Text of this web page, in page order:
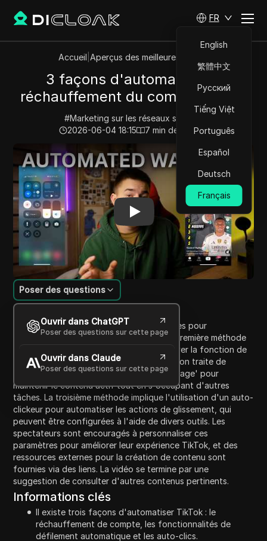
FR
English
繁體中文
Русский
Tiếng Việt
Português
Español
Deutsch
Français
Accueil Aperçus des meilleures vidéos
3 façons d'automatiser le
réchauffement du compte TikTok
#Marketing sur les réseaux sociaux
2026-06-04 18:15
7 min de lecture
Play Video:3 façons d'automatiser le réchauffement
Introduction au contenu
Poser des questions
Ouvrir dans ChatGPT
Poser des questions sur cette page
Ouvrir dans Claude
Poser des questions sur cette page
La vidéo présente trois méthodes efficaces pour
automatiser les processus sur TikTok. La première méthode
consiste à conserver des vidéos et à activer la fonction de
défilement automatique. La deuxième option traite de
l'utilisation de la fonction 'Image dans l'image' pour
maintenir le contenu actif tout en s'occupant d'autres
tâches. La troisième méthode implique l'utilisation d'un auto-
clickeur pour automatiser les actions de glissement, qui
peuvent être configurées à l'aide de divers outils. Les
spectateurs sont encouragés à personnaliser ces
paramètres pour améliorer leur expérience TikTok, et des
ressources externes pour la création de contenu sont
fournies via des liens. La vidéo se termine par une
suggestion de consulter d'autres contenus pertinents.
Informations clés
Il existe trois façons d'automatiser TikTok : le
réchauffement de compte, les fonctionnalités de
défilement automatique et les auto-clics.